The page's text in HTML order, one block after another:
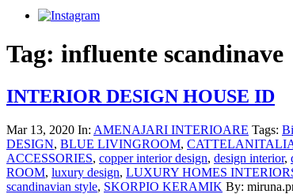
Tag: influente scandinave
INTERIOR DESIGN HOUSE ID
Mar 13, 2020 In: AMENAJARI INTERIOARE Tags:
DESIGN, BLUE LIVINGROOM,
ACCESSORIES, copper interior design, design interior,
ROOM, luxury design, LUXURY HOMES
scandinavian style, SKORPIO KERAMIK By: